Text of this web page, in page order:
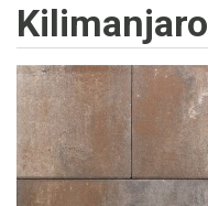
Kilimanjaro
Ga
naar
het
einde
van
de
afbeeldingen-
gallerij